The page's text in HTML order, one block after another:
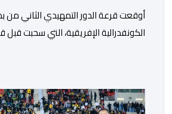
أوقعت قرعة الدور التمهيدي الثاني
الكونفدرالية الإفريقية، التي سحبت
ووسط القارة. ​وسيكون نادي الرجاء
مواجهة المتأهل من المباراة التي